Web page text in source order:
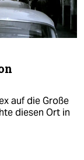
auf die Große
diesen Ort in